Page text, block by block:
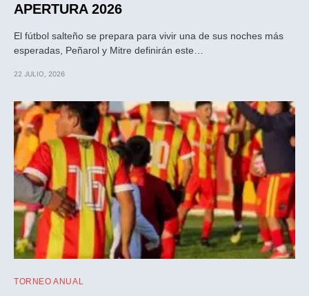
APERTURA 2026
El fútbol salteño se prepara para vivir una de sus noches más
esperadas, Peñarol y Mitre definirán este…
22 JULIO, 2026
TORNEO ANUAL